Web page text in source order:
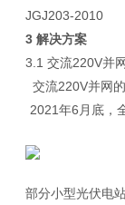
JGJ203-2010
3 解决方案
3.1 交流220V并
交流220V并网
2021年6月底，
部分小型光伏电